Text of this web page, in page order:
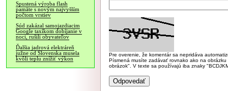
Spustená výroba flash
pamäte s novým najvyšším
počtom vrstiev
Súd zakázal samojazdiacim
Google taxíkom dobíjanie v
noci, rušili obyvateľov
Ďalšia jadrová elektráreň
južne od Slovenska musela
kvôli teplu znížiť výkon
Pre overenie, že komentár sa nepridáva
Písmená musíte zadávať rovnako ako na
obrázok". V texte sa používajú iba znaky